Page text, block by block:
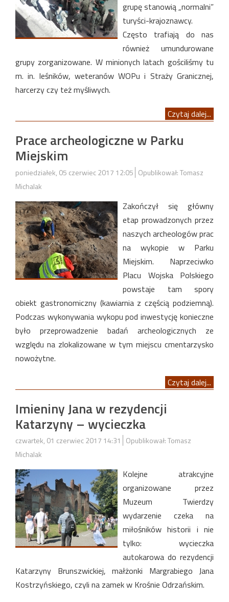
grupę stanowią „normalni”
turyści-krajoznawcy.
Często trafiają do nas
również umundurowane
grupy zorganizowane. W minionych latach gościliśmy tu
m. in. leśników, weteranów WOPu i Straży Granicznej,
harcerzy czy też myśliwych.
Czytaj dalej...
Prace archeologiczne w Parku
Miejskim
poniedziałek, 05 czerwiec 2017 12:05 Opublikował: Tomasz
Michalak
Zakończył się główny
etap prowadzonych przez
naszych archeologów prac
na wykopie w Parku
Miejskim. Naprzeciwko
Placu Wojska Polskiego
powstaje tam spory
obiekt gastronomiczny (kawiarnia z częścią podziemną).
Podczas wykonywania wykopu pod inwestycję konieczne
było przeprowadzenie badań archeologicznych ze
względu na zlokalizowane w tym miejscu cmentarzysko
nowożytne.
Czytaj dalej...
Imieniny Jana w rezydencji
Katarzyny – wycieczka
czwartek, 01 czerwiec 2017 14:31
Opublikował: Tomasz
Michalak
Kolejne atrakcyjne
organizowane przez
Muzeum Twierdzy
wydarzenie czeka na
miłośników historii i nie
tylko: wycieczka
autokarowa do rezydencji
Katarzyny Brunszwickiej, małżonki Margrabiego Jana
Kostrzyńskiego, czyli na zamek w Krośnie Odrzańskim.